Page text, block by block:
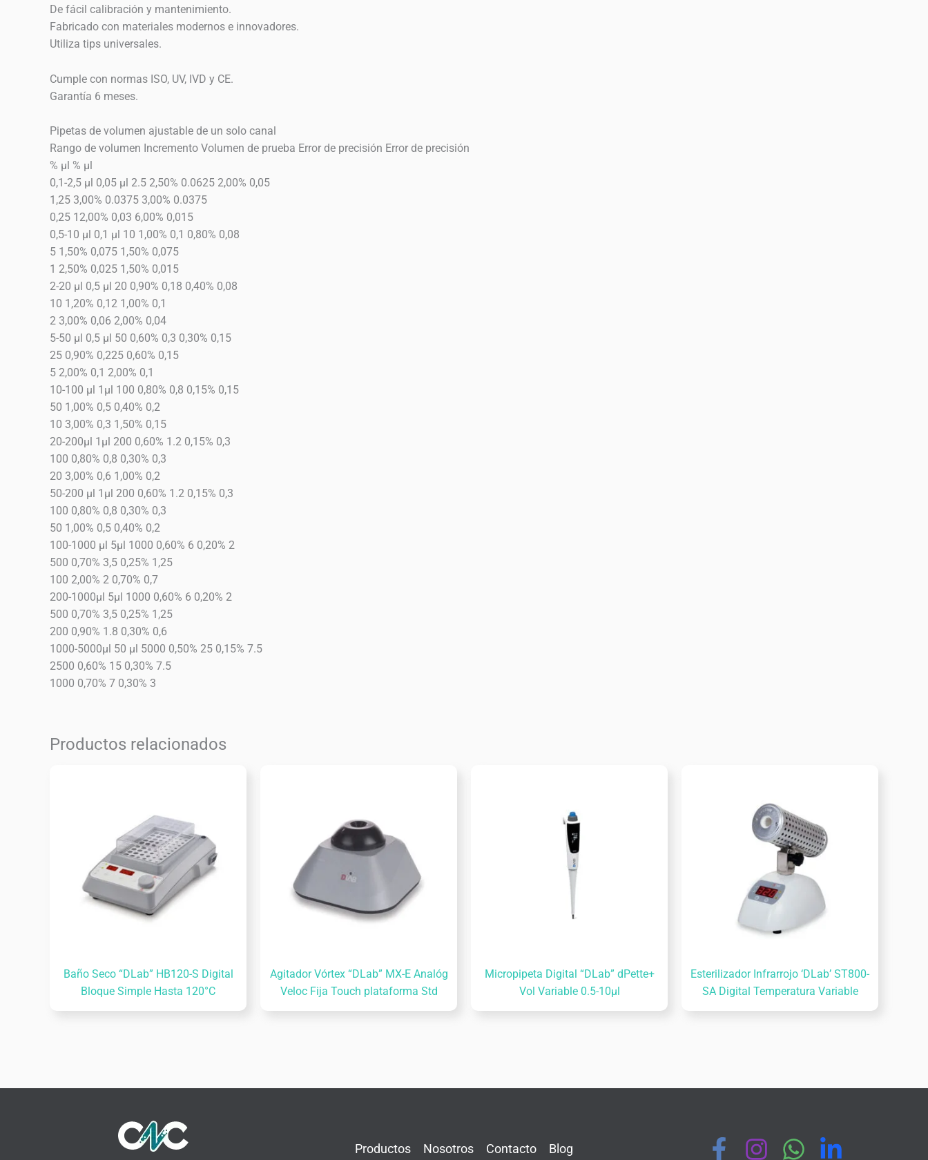
De fácil calibración y mantenimiento.
Fabricado con materiales modernos e innovadores.
Utiliza tips universales.
Cumple con normas ISO, UV, IVD y CE.
Garantía 6 meses.
Pipetas de volumen ajustable de un solo canal
Rango de volumen Incremento Volumen de prueba Error de precisión Error de precisión
% μl % μl
0,1-2,5 μl 0,05 μl 2.5 2,50% 0.0625 2,00% 0,05
1,25 3,00% 0.0375 3,00% 0.0375
0,25 12,00% 0,03 6,00% 0,015
0,5-10 μl 0,1 μl 10 1,00% 0,1 0,80% 0,08
5 1,50% 0,075 1,50% 0,075
1 2,50% 0,025 1,50% 0,015
2-20 μl 0,5 μl 20 0,90% 0,18 0,40% 0,08
10 1,20% 0,12 1,00% 0,1
2 3,00% 0,06 2,00% 0,04
5-50 μl 0,5 μl 50 0,60% 0,3 0,30% 0,15
25 0,90% 0,225 0,60% 0,15
5 2,00% 0,1 2,00% 0,1
10-100 μl 1μl 100 0,80% 0,8 0,15% 0,15
50 1,00% 0,5 0,40% 0,2
10 3,00% 0,3 1,50% 0,15
20-200μl 1μl 200 0,60% 1.2 0,15% 0,3
100 0,80% 0,8 0,30% 0,3
20 3,00% 0,6 1,00% 0,2
50-200 μl 1μl 200 0,60% 1.2 0,15% 0,3
100 0,80% 0,8 0,30% 0,3
50 1,00% 0,5 0,40% 0,2
100-1000 μl 5μl 1000 0,60% 6 0,20% 2
500 0,70% 3,5 0,25% 1,25
100 2,00% 2 0,70% 0,7
200-1000μl 5μl 1000 0,60% 6 0,20% 2
500 0,70% 3,5 0,25% 1,25
200 0,90% 1.8 0,30% 0,6
1000-5000μl 50 μl 5000 0,50% 25 0,15% 7.5
2500 0,60% 15 0,30% 7.5
1000 0,70% 7 0,30% 3
Productos relacionados
Baño Seco “DLab” HB120-S Digital
Bloque Simple Hasta 120°C
Agitador Vórtex “DLab” MX-E Analóg
Veloc Fija Touch plataforma Std
Micropipeta Digital “DLab” dPette+
Vol Variable 0.5-10µl
Esterilizador Infrarrojo ‘DLab’ ST800-
SA Digital Temperatura Variable
Productos Nosotros Contacto Blog